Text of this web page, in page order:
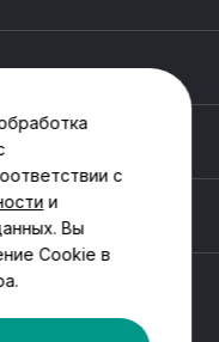
с
и
Вы
Cookie в